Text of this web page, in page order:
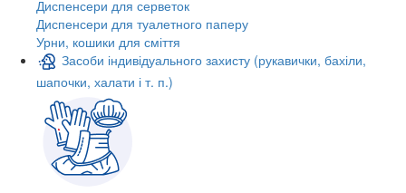
Диспенсери для серветок
Диспенсери для туалетного паперу
Урни, кошики для сміття
Засоби індивідуального захисту (рукавички, бахіли,
шапочки, халати і т. п.)